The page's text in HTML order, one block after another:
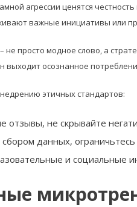
агрессии ценятся
важные инициативы или
не просто модное слово, а
выходит осознанное
этичных стандартов:
отзывы, не скрывайте
сбором данных,
и социальные